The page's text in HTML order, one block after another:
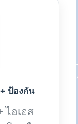
ป้องกัน
ไอเอส